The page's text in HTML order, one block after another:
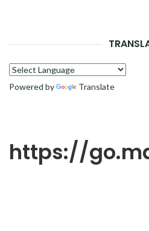
Powered by Translate
https://